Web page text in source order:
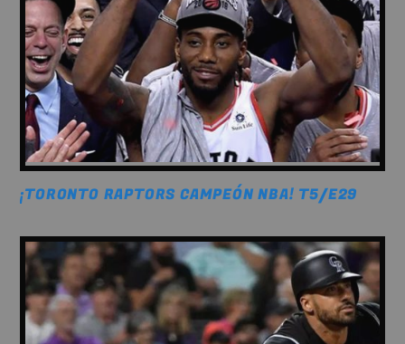
¡TORONTO RAPTORS CAMPEÓN NBA! T5/E29